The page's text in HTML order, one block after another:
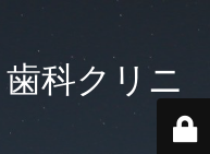
科クリニ